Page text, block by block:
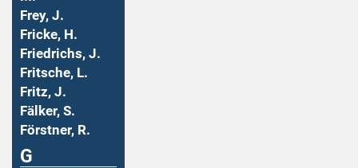
Frey, J.
Fricke, H.
Friedrichs, J.
Fritsche, L.
Fritz, J.
Fälker, S.
Förstner, R.
G